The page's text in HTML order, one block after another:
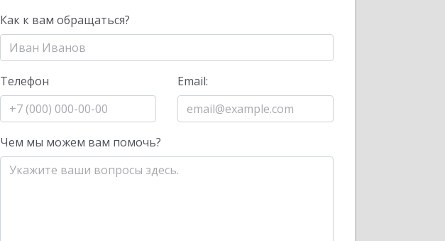
Как к вам обращаться?
Телефон Email:
Чем мы можем вам помочь?